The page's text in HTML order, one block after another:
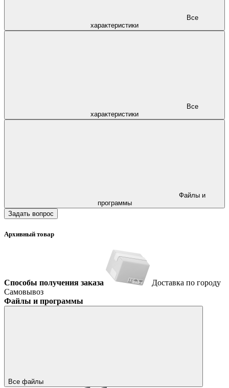
характеристики
характеристики
программы
Задать вопрос
Архивный товар
Способы получения заказа
Доставка по городу
Самовывоз
Файлы и программы
Все файлы